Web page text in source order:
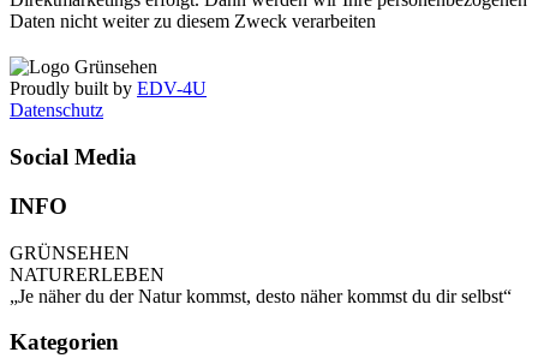
Daten nicht weiter zu diesem Zweck verarbeiten
Proudly built by EDV-4U
Datenschutz
Social Media
INFO
GRÜNSEHEN
NATURERLEBEN
„Je näher du der Natur kommst, desto näher kommst du dir selbst“
Kategorien